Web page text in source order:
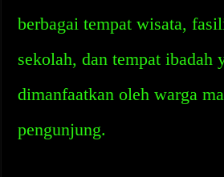
berbagai tempat wisata,
sekolah, dan tempat ibadah
dimanfaatkan oleh warga
pengunjung.